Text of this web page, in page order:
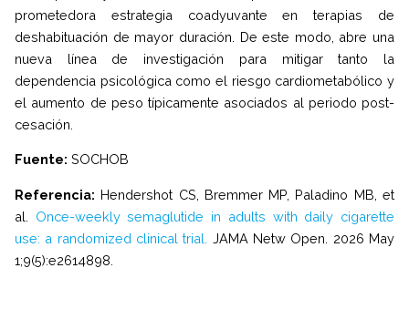
prometedora estrategia coadyuvante en terapias de
deshabituación de mayor duración. De este modo, abre una
nueva línea de investigación para mitigar tanto la
dependencia psicológica como el riesgo cardiometabólico y
el aumento de peso típicamente asociados al periodo post-
cesación.
Fuente: SOCHOB
Referencia: Hendershot CS, Bremmer MP, Paladino MB, et
al. Once-weekly semaglutide in adults with daily cigarette
use: a randomized clinical trial.
JAMA Netw Open. 2026 May
1;9(5):e2614898.